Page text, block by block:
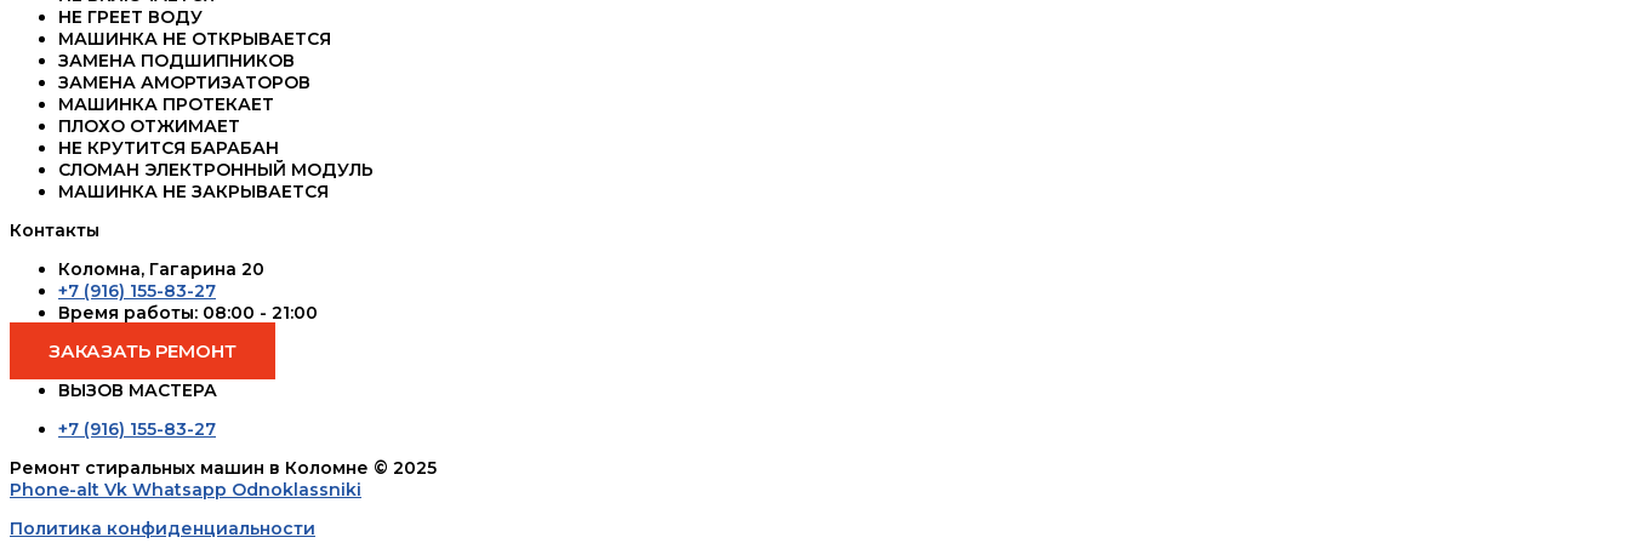
НЕ ГРЕЕТ ВОДУ
МАШИНКА НЕ ОТКРЫВАЕТСЯ
ЗАМЕНА ПОДШИПНИКОВ
ЗАМЕНА АМОРТИЗАТОРОВ
МАШИНКА ПРОТЕКАЕТ
ПЛОХО ОТЖИМАЕТ
НЕ КРУТИТСЯ БАРАБАН
СЛОМАН ЭЛЕКТРОННЫЙ МОДУЛЬ
МАШИНКА НЕ ЗАКРЫВАЕТСЯ
Контакты
Коломна, Гагарина 20
+7 (916) 155-83-27
Время работы: 08:00 - 21:00
ЗАКАЗАТЬ РЕМОНТ
ВЫЗОВ МАСТЕРА
+7 (916) 155-83-27
Ремонт стиральных машин в Коломне © 2025
Phone-alt Vk Whatsapp Odnoklassniki
Политика конфиденциальности